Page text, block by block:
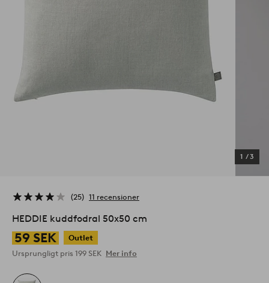
1 /3
25 11 recensioner
HEDDIE kuddfodral 50x50 cm
59 SEK
Outlet
Ursprungligt pris 199 SEK Mer info